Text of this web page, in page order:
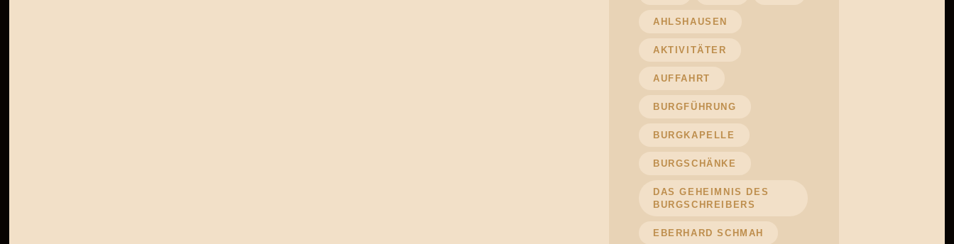
AHLSHAUSEN
AKTIVITÄTER
AUFFAHRT
BURGFÜHRUNG
BURGKAPELLE
BURGSCHÄNKE
DAS GEHEIMNIS DES
BURGSCHREIBERS
EBERHARD SCHMAH